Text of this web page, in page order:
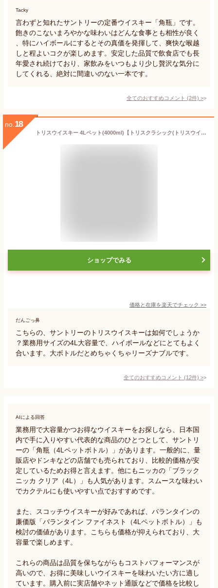
Tacky
言わずと知れたサントリーの定番ウイスキー「角瓶」です。
飽きのこないまろやかな味わいはどんな食事とも相性が良く
、特にハイボールにするとその真価を発揮して、爽快な喉越
しと程よいコクが楽しめます。安定した品質で飲食店でも長
年愛され続けており、家飲みをいつもより少し贅沢な気分に
してくれる、絶対に間違いのない一本です。
全てのおすすめコメント (2件) >
no. 18
トリスウイスキー 4Lペット(4000ml)【トリスクラシック(トリスウイスキー)】
ショップでみる
価格と在庫を楽天でチェック >>
だんごっ鼻
こちらの、サントリーのトリスウイスキーは如何でしょうか
？業務用サイズの4L大容量で、ハイボールなどにとてもよく
合います。大ボトルだとめちゃくちゃリーズナブルです。
全てのおすすめコメント (12件) >
AIによる回答
業務用で大容量かつお得なウイスキーをお探しなら、日本国
内で手に入りやすい代表的な商品のひとつとして、サントリ
ーの「角瓶（4Lペットボトル）」があります。一般的に、量
販店やドンキなどの店舗でも売られており、比較的価格が安
定しているためお得と言えます。他にもニッカの「ブラック
ニッカ クリア（4L）」も人気があります。スムースな味わい
でカクテルにも使いやすい点でおすすめです。
また、スコッチウイスキーが好みであれば、バランタインの
廉価版「バランタイン ファイネスト（4Lペットボトル）」も
検討の価値があります。こちらも価格が抑えられており、大
容量で楽しめます。
これらの商品は品質を保ちながらもコストパフォーマンスが
高いので、お得に美味しいウイスキーを味わいたい方に適し
ています。購入前に実店舗やネット通販などで価格を比較し